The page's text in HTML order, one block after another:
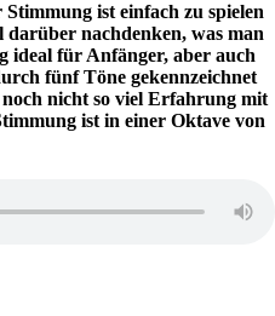
ist einfach zu spielen
nachdenken, was man
ideal für Anfänger, aber auch
fünf Töne gekennzeichnet
nicht so viel Erfahrung mit
ist in einer Oktave von